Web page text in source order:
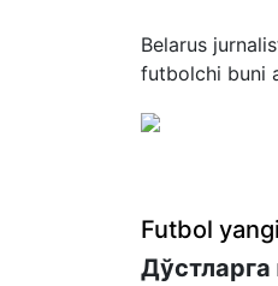
Belarus
futbolchi buni
Futbol